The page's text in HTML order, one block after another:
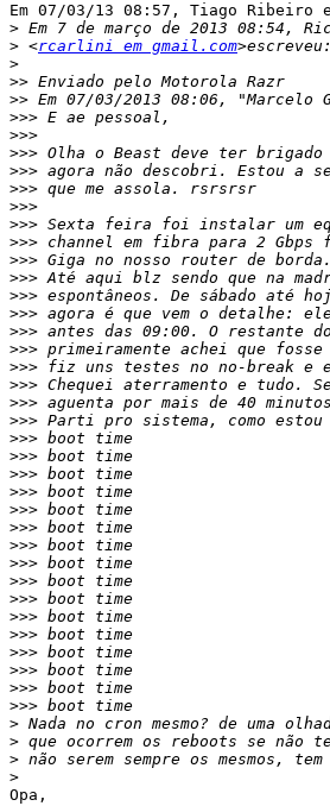
Em 07/03/13 08:57, Tiago Ribeiro
>
> <rcarlini em gmail.com
>
>>
>> Em 07/03/2013 08:06, "Marcelo
>>>
>>>
>>>
>>>
>>>
>>>
>>>
>>>
>>>
>>>
>>>
>>>
>>>
>>>
>>>
>>>
>>>
>>>
>>>
>>>
>>>
>>>
>>>
>>>
>>>
>>>
>>>
>>>
>>>
>>>
>>>
>>>
>>>
>>>
>
>
>
>
Opa,